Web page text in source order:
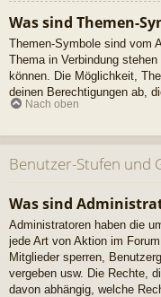
Was sind Themen-
Themen-Symbole sind vom
Thema in Verbindung
können. Die Möglichkeit,
deinen Berechtigungen ab,
Nach oben
Benutzer-Stufen und
Was sind
Administratoren haben die
jede Art von Aktion im
Mitglieder sperren,
vergeben usw. Die Rechte,
davon abhängig, welche